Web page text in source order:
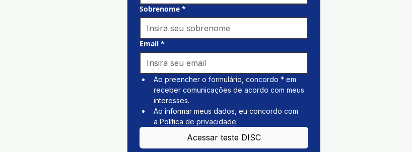
Sobrenome *
Email *
Ao preencher o formulário, concordo * em
receber comunicações de acordo com meus
interesses.
Ao informar meus dados, eu concordo com
a Política de privacidade.
Acessar teste DISC